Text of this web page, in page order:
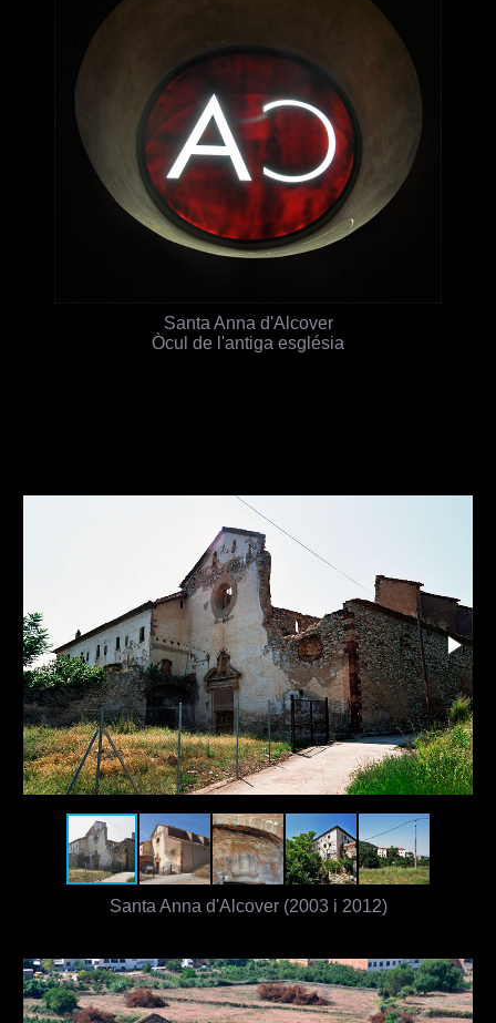
Santa Anna d'Alcover
Òcul de l'antiga església
Santa Anna d'Alcover (2003 i 2012)